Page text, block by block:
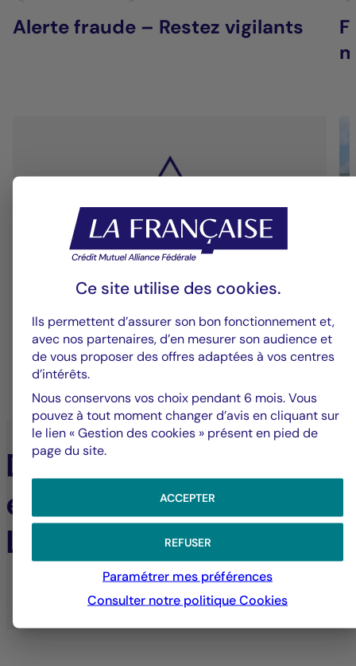
Alerte fraude – Restez vigilants
31/07/2026
Découvrez les
expertises du Groupe
La Française
Ce site utilise des cookies.
Ils permettent d’assurer son bon fonctionnement et,
avec nos partenaires, d’en mesurer son audience et
de vous proposer des offres adaptées à vos centres
d’intérêts.
Nous conservons vos choix pendant 6 mois. Vous
pouvez à tout moment changer d’avis en cliquant sur
le lien « Gestion des cookies » présent en pied de
page du site.
ACCEPTER
REFUSER
Paramétrer mes préférences
Consulter notre politiqueCookies